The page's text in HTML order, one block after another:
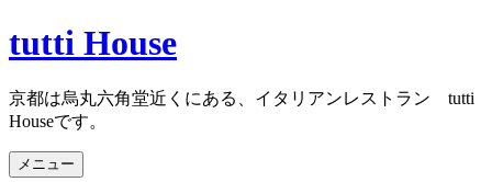
コ
ン
ン
ツ
へ
ス
tutti House
京都は烏丸六角堂近くにある、イタリアンレストラン tutti
Houseです。
メニュー